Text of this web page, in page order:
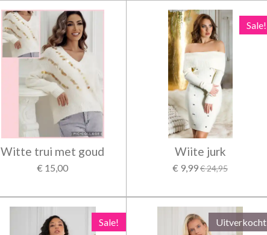
Witte trui met goud
€ 15,00
Sale!
Wiite jurk
€ 9,99€ 24,95
Sale! Uitverkocht